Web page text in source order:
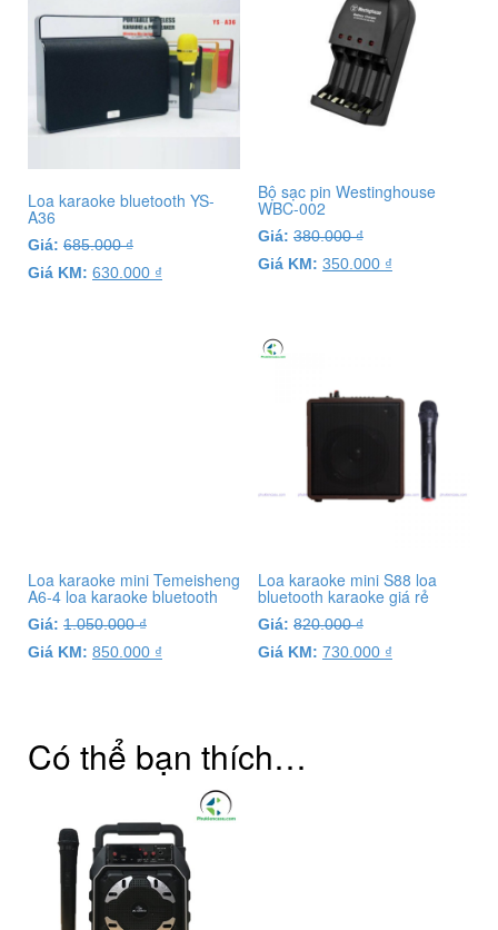
Loa karaoke bluetooth YS-
A36
Giá: 685.000₫
Giá KM: 630.000 ₫
Bộ sạc pin Westinghouse
WBC-002
Giá: 380.000₫
Giá KM: 350.000 ₫
Loa karaoke mini Temeisheng
A6-4 loa karaoke bluetooth
Giá: 1.050.000₫
Giá KM: 850.000 ₫
Loa karaoke mini S88 loa
bluetooth karaoke giá rẻ
Giá: 820.000₫
Giá KM: 730.000 ₫
Có thể bạn thích…